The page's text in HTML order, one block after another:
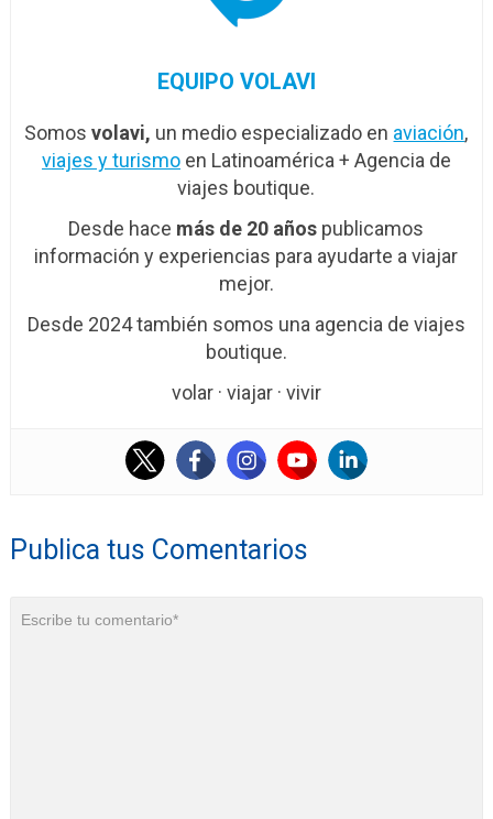
EQUIPO VOLAVI
Somosvolavi, un medio especializado en aviación,
viajes y turismoen Latinoamérica + Agencia de
viajes boutique.
Desde hace más de 20 años publicamos
información y experiencias para ayudarte a viajar
mejor.
Desde 2024 también somos una agencia de viajes
boutique.
volar · viajar · vivir
Publica tus Comentarios